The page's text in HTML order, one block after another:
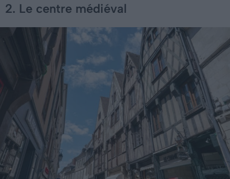
2. Le centre médiéval